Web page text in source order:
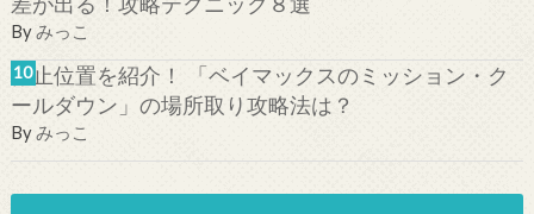
Byみっこ
停止位置を紹介！ 「ベイマックスのミッション・ク
ールダウン」の場所取り攻略法は？
Byみっこ